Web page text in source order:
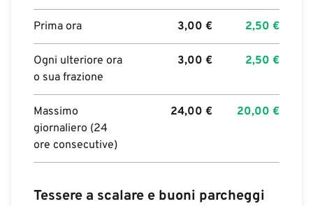
Prima ora 3,00 € 2,50 €
Ogni ulteriore ora
o sua frazione
3,00 € 2,50 €
Massimo
giornaliero (24
ore consecutive)
24,00 € 20,00 €
Tessere a scalare e buoni parcheggi